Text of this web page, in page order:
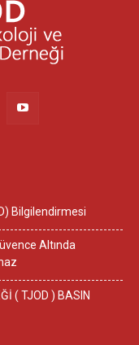
Bilgilendirmesi
Altında
( TJOD ) BASIN